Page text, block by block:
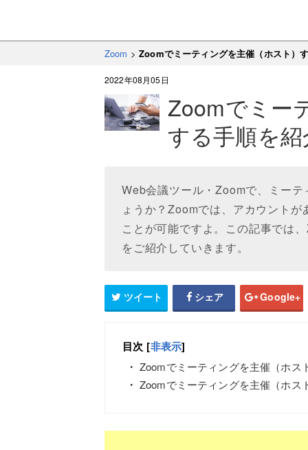
Zoom >Zoomでミーティングを主催（ホスト）
2022年08月05日
Zoomでミー
する手順を紹
Web会議ツール・Zoomで、ミー
ょうか？Zoomでは、アカウント
ことが可能ですよ。この記事では
をご紹介していきます。
ツイート シェア Google+
目次 [非表示]
Zoomでミーティングを主催（ホス
Zoomでミーティングを主催（ホス